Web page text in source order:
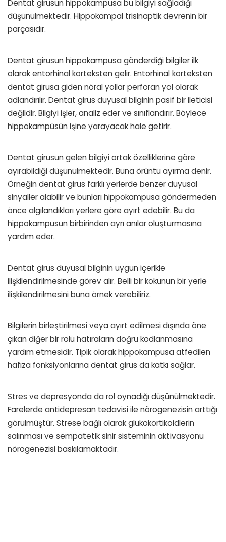
Dentat girusun hippokampusa bu bilgiyi sağladığı
düşünülmektedir. Hippokampal trisinaptik devrenin bir
parçasıdır.
Dentat girusun hippokampusa gönderdiği bilgiler ilk
olarak entorhinal korteksten gelir. Entorhinal korteksten
dentat girusa giden nöral yollar perforan yol olarak
adlandırılır. Dentat girus duyusal bilginin pasif bir ileticisi
değildir. Bilgiyi işler, analiz eder ve sınıflandırır. Böylece
hippokampüsün işine yarayacak hale getirir.
Dentat girusun gelen bilgiyi ortak özelliklerine göre
ayırabildiği düşünülmektedir. Buna örüntü ayırma denir.
Örneğin dentat girus farklı yerlerde benzer duyusal
sinyaller alabilir ve bunları hippokampusa göndermeden
önce algılandıkları yerlere göre ayırt edebilir. Bu da
hippokampusun birbirinden ayrı anılar oluşturmasına
yardım eder.
Dentat girus duyusal bilginin uygun içerikle
ilişkilendirilmesinde görev alır. Belli bir kokunun bir yerle
ilişkilendirilmesini buna örnek verebiliriz.
Bilgilerin birleştirilmesi veya ayırt edilmesi dışında öne
çıkan diğer bir rolü hatıraların doğru kodlanmasına
yardım etmesidir. Tipik olarak hippokampusa atfedilen
hafıza fonksiyonlarına dentat girus da katkı sağlar.
Stres ve depresyonda da rol oynadığı düşünülmektedir.
Farelerde antidepresan tedavisi ile nörogenezisin arttığı
görülmüştür. Strese bağlı olarak glukokortikoidlerin
salınması ve sempatetik sinir sisteminin aktivasyonu
nörogenezisi baskılamaktadır.